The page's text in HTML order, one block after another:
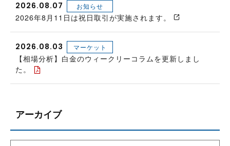
2026.08.07 お知らせ
2026年8月11日は祝日取引が実施されます。
2026.08.03 マーケット
【相場分析】白金のウィークリーコラムを更新しまし
た。
アーカイブ